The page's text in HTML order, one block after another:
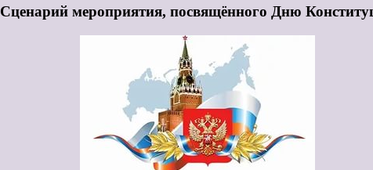
Сценарий мероприятия, посвящённого Дню